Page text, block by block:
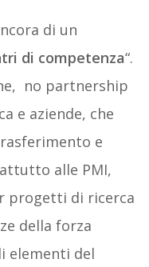
di un
di competenza“.
no partnership
e aziende, che
e
alle PMI,
progetti di ricerca
della forza
elementi del